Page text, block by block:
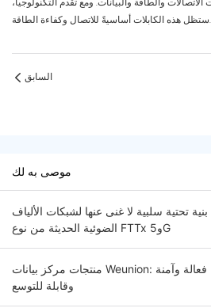
ستظل هذه الكابلات أساسيةً للاتصال وكفاءة الطاقة.
السابق
موصى به لك
تحتية سلبية لا غنى عنها لشبكات الألياف
الضوئية الحديثة من نوع FTTx و5G
منتجات مركز بيانات Weunion: حلول متكاملة لبنية تحتية فعالة وآمنة
وقابلة للتوسع